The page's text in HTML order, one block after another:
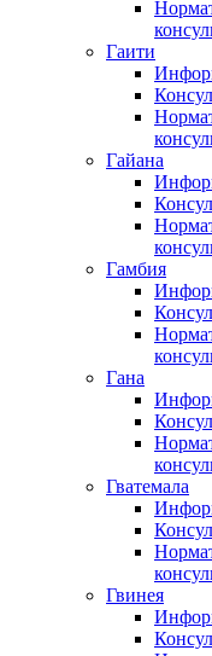
Гаити
Гайана
Гамбия
Гана
Гватемала
Гвинея